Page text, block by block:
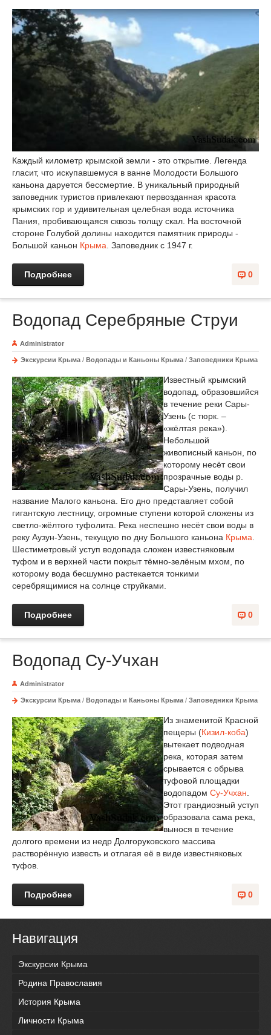
Каждый километр крымской земли - это открытие. Легенда
гласит, что искупавшемуся в ванне Молодости Большого
каньона даруется бессмертие. В уникальный природный
заповедник туристов привлекают первозданная красота
крымских гор и удивительная целебная вода источника
Пания, пробивающаяся сквозь толщу скал. На восточной
стороне Голубой долины находится памятник природы -
Большой каньон Крыма. Заповедник с 1947 г.
0
Подробнее
Водопад Серебряные Струи
Administrator
Экскурсии Крыма / Водопады и Каньоны Крыма / Заповедники Крыма
Известный крымский
водопад, образовшийся
в течение реки Сары-
Узень (с тюрк. –
«жёлтая река»).
Небольшой
живописный каньон, по
которому несёт свои
прозрачные воды р.
Сары-Узень, получил
название Малого каньона. Его дно представляет собой
гигантскую лестницу, огромные ступени которой сложены из
светло-жёлтого туфолита. Река неспешно несёт свои воды в
реку Аузун-Узень, текущую по дну Большого каньона Крыма.
Шестиметровый уступ водопада сложен известняковым
туфом и в верхней части покрыт тёмно-зелёным мхом, по
которому вода бесшумно растекается тонкими
серебрящимися на солнце струйками.
0
Подробнее
Водопад Су-Учхан
Administrator
Экскурсии Крыма / Водопады и Каньоны Крыма / Заповедники Крыма
Из знаменитой Красной
пещеры (Кизил-коба)
вытекает подводная
река, которая затем
срывается с обрыва
туфовой площадки
водопадом Су-Учхан.
Этот грандиозный уступ
образовала сама река,
вынося в течение
долгого времени из недр Долгоруковского массива
растворённую известь и отлагая её в виде известняковых
туфов.
0
Подробнее
Навигация
Экскурсии Крыма
Родина Православия
История Крыма
Личности Крыма